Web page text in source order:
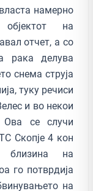
намерно
на
отчет, а со
рака делува
снема струја
туку речиси
и во некои
се случи
Скопје 4 кон
на
го потврдија
на